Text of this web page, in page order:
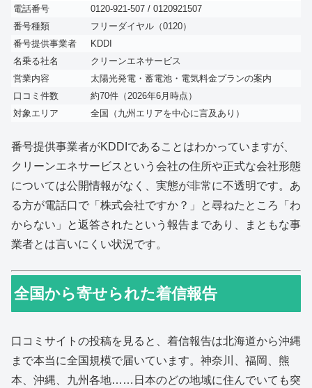
電話番号
0120-921-507 / 0120921507
番号種類
フリーダイヤル（0120）
番号提供事業者
KDDI
名乗る社名
クリーンエネサービス
営業内容
太陽光発電・蓄電池・電気料金プランの案内
口コミ件数
約70件（2026年6月時点）
対象エリア
全国（九州エリアを中心に言及あり）
番号提供事業者がKDDIであることはわかっていますが、
クリーンエネサービスという会社の住所や正式な会社形態
については公開情報がなく、実態が非常に不透明です。あ
る方が電話口で「株式会社ですか？」と尋ねたところ「わ
からない」と返答されたという報告まであり、まともな事
業者とは言いにくい状況です。
全国から寄せられた着信報告
口コミサイトの投稿を見ると、着信報告は北海道から沖縄
まで本当に全国規模で届いています。神奈川、福岡、熊
本、沖縄、九州各地……日本のどの地域に住んでいても突